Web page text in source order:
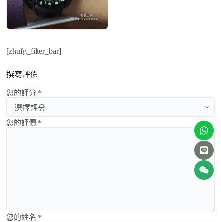
[zhufg_filter_bar]
撰寫評價
您的評分 *
您的評價 *
您的姓名 *